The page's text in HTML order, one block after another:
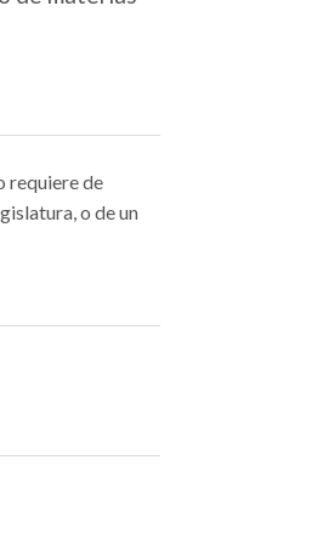
requiere de
o de un